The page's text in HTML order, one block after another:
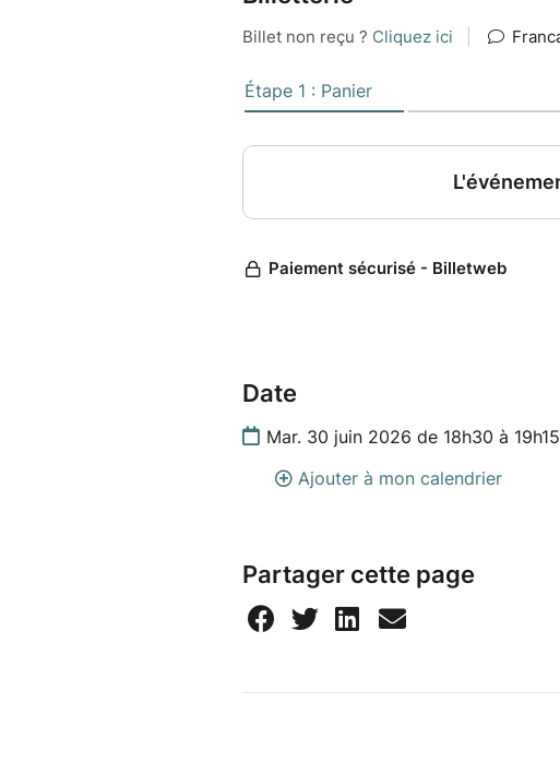
Date
Mar. 30 juin 2026 de 18h30 à 19h15
Ajouter à mon calendrier
Partager cette page